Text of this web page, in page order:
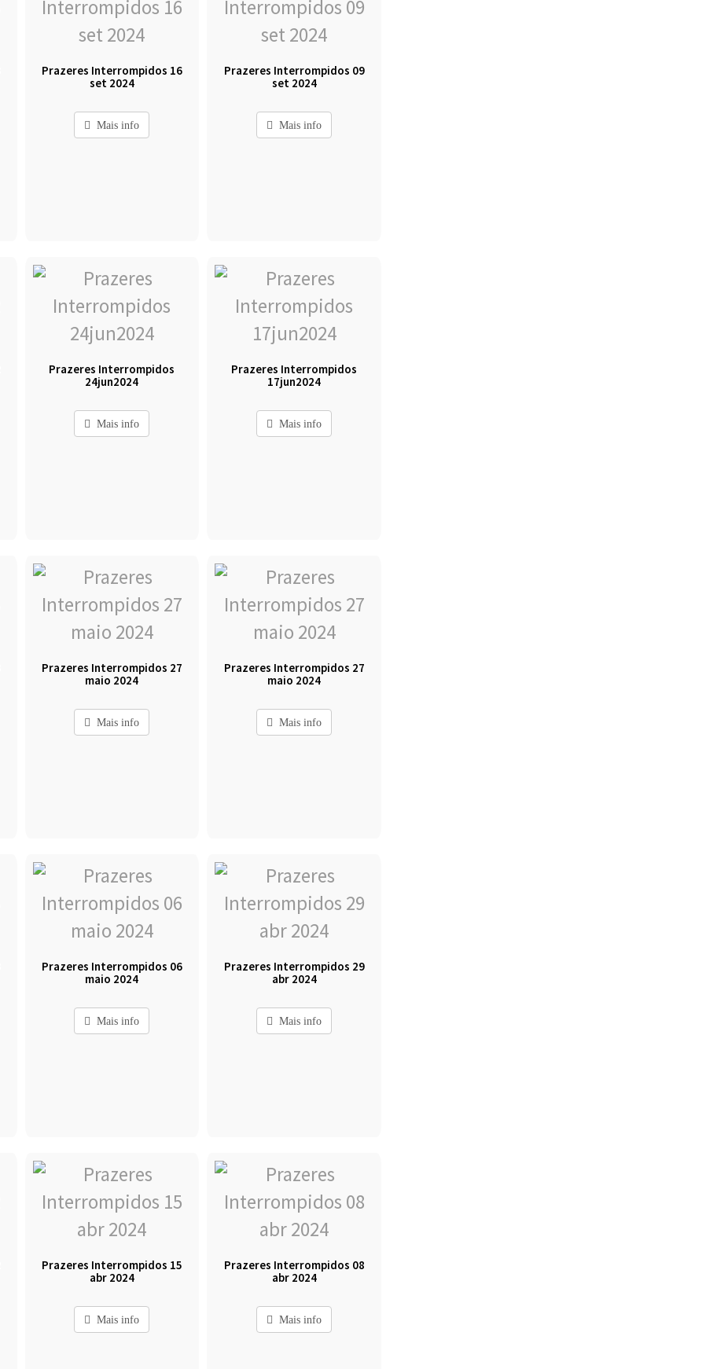
Prazeres Interrompidos 16
set 2024
Mais info
Prazeres Interrompidos 09
set 2024
Mais info
Prazeres Interrompidos
24jun2024
Mais info
Prazeres Interrompidos
17jun2024
Mais info
Prazeres Interrompidos 27
maio 2024
Mais info
Prazeres Interrompidos 27
maio 2024
Mais info
Prazeres Interrompidos 06
maio 2024
Mais info
Prazeres Interrompidos 29
abr 2024
Mais info
Prazeres Interrompidos 15
abr 2024
Mais info
Prazeres Interrompidos 08
abr 2024
Mais info